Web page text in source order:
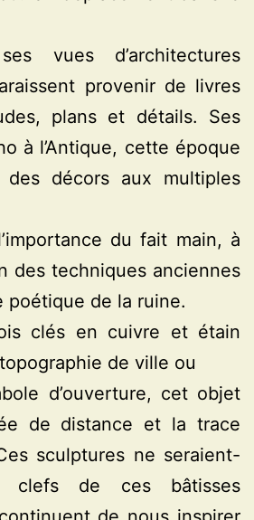
vues d’architectures
provenir de livres
plans et détails. Ses
à l’Antique, cette époque
décors aux multiples
du fait main, à
des techniques anciennes
poétique de la ruine.
clés en cuivre et étain
de ville ou
d’ouverture, cet objet
de distance et la trace
sculptures ne seraient-
clefs de ces bâtisses